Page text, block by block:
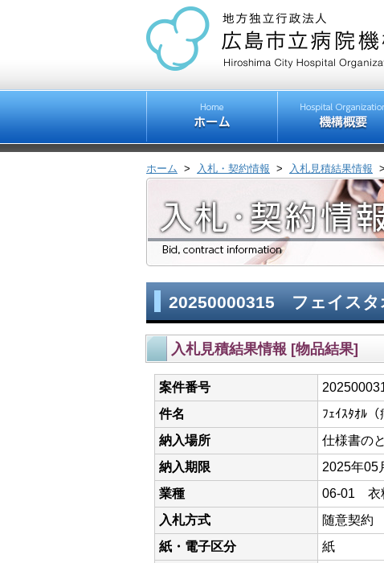
ホーム > 入札・契約情報 > 入札見積結果情報 >
20250000315 フェイスタ
入札見積結果情報 [物品結果]
案件番号
件名
ﾌｪｲｽﾀｵﾙ（
納入場所
仕様書の
納入期限
2025年05
業種
06-01 衣
入札方式
随意契約
紙・電子区分
紙